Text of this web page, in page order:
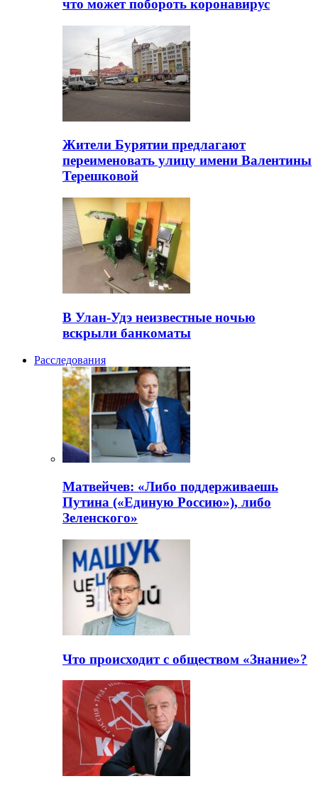
что может побороть коронавирус
Жители Бурятии предлагают
переименовать улицу имени Валентины
Терешковой
В Улан-Удэ неизвестные ночью
вскрыли банкоматы
Расследования
Матвейчев: «Либо поддерживаешь
Путина («Единую Россию»), либо
Зеленского»
Что происходит с обществом «Знание»?